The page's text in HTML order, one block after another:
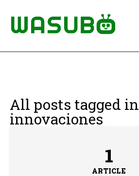
All posts tagged in
innovaciones
1
ARTICLE